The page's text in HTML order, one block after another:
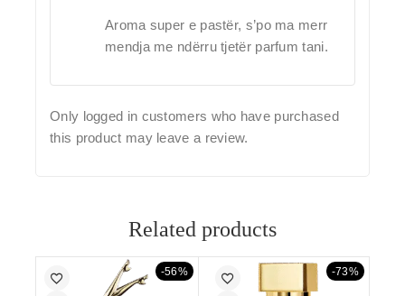
Aroma super e pastër, s’po ma merr
mendja me ndërru tjetër parfum tani.
Only logged in customers who have purchased
this product may leave a review.
Related products
-56% -73%